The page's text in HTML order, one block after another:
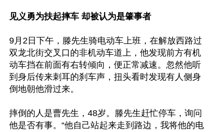
见义勇为扶起摔车 却被认为是肇事者
9月2日下午，滕先生骑电动车上班，在解放西路过
双龙北街交叉口的非机动车道上，他发现前方有机
动车挡在前面有右转倾向，便正常减速。忽然他听
到身后传来刺耳的刹车声，扭头看时发现有人侧身
倒地朝他滑过来。
摔倒的人是曹先生，48岁。滕先生赶忙停车，询问
他是否有事。“他自己站起来走到路边，我将他的电